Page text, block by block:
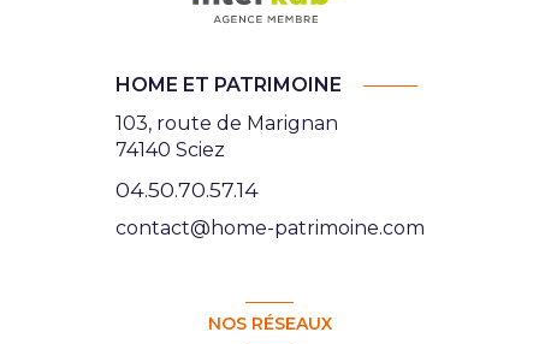
HOME ET PATRIMOINE
103, route de Marignan
74140 Sciez
04.50.70.57.14
contact@home-patrimoine.com
NOS RÉSEAUX